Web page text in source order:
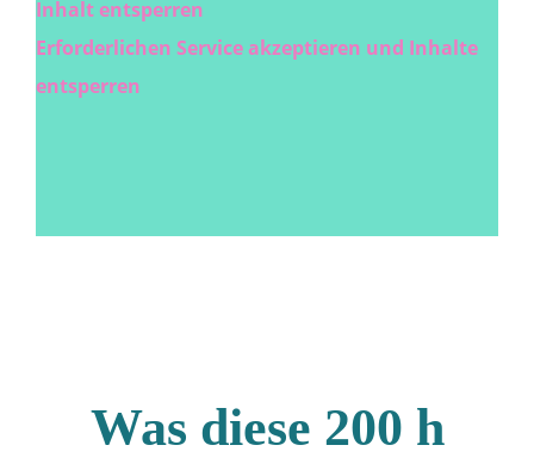
Inhalt entsperren
Erforderlichen Service akzeptieren und Inhalte
entsperren
Was diese 200 h